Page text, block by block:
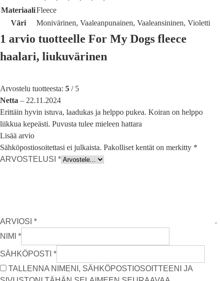
MateriaaliFleece
Väri
Monivärinen, Vaaleanpunainen, Vaaleansininen, Violetti
1 arvio tuotteelle For My Dogs fleece
haalari, liukuvärinen
Arvostelu tuotteesta: 5 / 5
Netta – 22.11.2024
Erittäin hyvin istuva, laadukas ja helppo pukea. Koiran on helppo
liikkua kepeästi. Puvusta tulee mieleen hattara
Lisää arvio
Sähköpostiosoitettasi ei julkaista. Pakolliset kentät on merkitty *
ARVOSTELUSI *
ARVIOSI *
NIMI *
SÄHKÖPOSTI *
TALLENNA NIMENI, SÄHKÖPOSTIOSOITTEENI JA